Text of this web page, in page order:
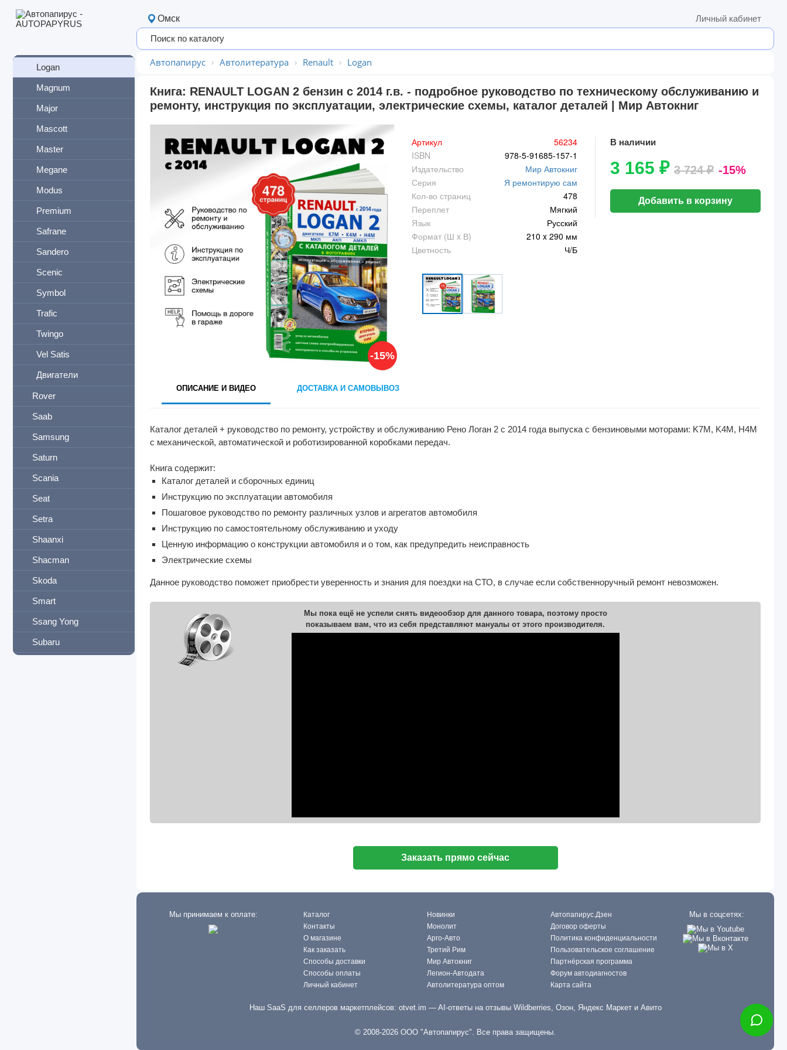
Laguna
Logan
Magnum
Major
Mascott
Master
Megane
Modus
Premium
Safrane
Sandero
Scenic
Symbol
Trafic
Twingo
Vel Satis
Двигатели
Rover
Saab
Samsung
Saturn
Scania
Seat
Setra
Shaanxi
Shacman
Skoda
Smart
Ssang Yong
Subaru
Омск Личный кабинет
Автопапирус Автолитература Renault Logan
Книга: RENAULT LOGAN 2 бензин с 2014 г.в. - подробное руководство по техническому обслуживанию и
ремонту, инструкция по эксплуатации, электрические схемы, каталог деталей | Мир Автокниг
-15%
Артикул
56234
ISBN
978-5-91685-157-1
Издательство
Мир Автокниг
Серия
Я ремонтирую сам
Кол-во страниц
478
Переплет
Мягкий
Язык
Русский
Формат (Ш x В)
210 x 290 мм
Цветность
Ч/Б
В наличии
3 165 ₽3 724 ₽ -15%
Добавить в корзину
ОПИСАНИЕ И ВИДЕО ДОСТАВКА И САМОВЫВОЗ
Каталог деталей + руководство по ремонту, устройству и обслуживанию Рено Логан 2 с 2014 года выпуска с бензиновыми моторами: K7M, K4M, H4M
с механической, автоматической и роботизированной коробками передач.
Книга содержит:
Каталог деталей и сборочных единиц
Инструкцию по эксплуатации автомобиля
Пошаговое руководство по ремонту различных узлов и агрегатов автомобиля
Инструкцию по самостоятельному обслуживанию и уходу
Ценную информацию о конструкции автомобиля и о том, как предупредить неисправность
Электрические схемы
Данное руководство поможет приобрести уверенность и знания для поездки на СТО, в случае если собственноручный ремонт невозможен.
Мы пока ещё не успели снять видеообзор для данного товара, поэтому просто
показываем вам, что из себя представляют мануалы от этого производителя.
Заказать прямо сейчас
Мы принимаем к оплате:
Каталог
Контакты
О магазине
Как заказать
Способы доставки
Способы оплаты
Личный кабинет
Новинки
Монолит
Арго-Авто
Третий Рим
Мир Автокниг
Легион-Автодата
Автолитература оптом
Автопапирус.Дзен
Договор оферты
Политика конфиденциальности
Пользовательское соглашение
Партнёрская программа
Форум автодиагностов
Карта сайта
Мы в соцсетях:
Наш SaaS для селлеров маркетплейсов: otvet.im — AI-ответы на отзывы Wildberries, Озон, Яндекс Маркет и Авито
© 2008-2026 ООО "Автопапирус". Все права защищены.